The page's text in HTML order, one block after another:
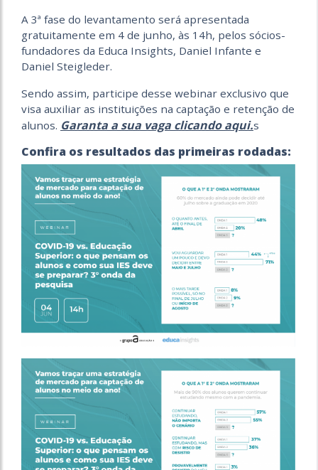
A 3ª fase do levantamento será apresentada
gratuitamente em 4 de junho, às 14h, pelos sócios-
fundadores da Educa Insights, Daniel Infante e
Daniel Steigleder.
Sendo assim, participe desse webinar exclusivo que
visa auxiliar as instituições na captação e retenção de
alunos. Garanta a sua vaga clicando aqui.s
Confira os resultados das primeiras rodadas: